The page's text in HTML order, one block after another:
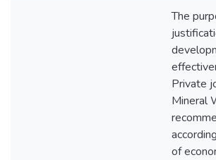
The
Private
Mineral
of